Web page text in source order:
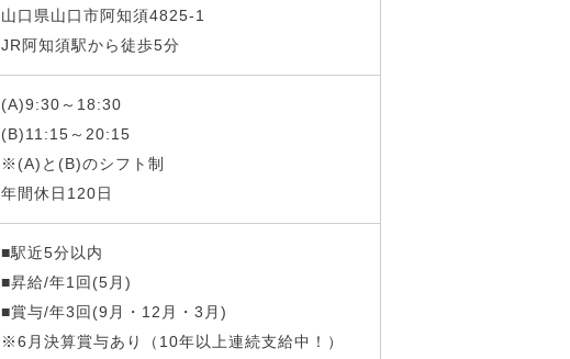
山口県山口市阿知須4825-1
JR阿知須駅から徒歩5分
(A)9:30～18:30
(B)11:15～20:15
※(A)と(B)のシフト制
年間休日120日
■駅近5分以内
■昇給/年1回(5月)
■賞与/年3回(9月・12月・3月)
※6月決算賞与あり（10年以上連続支給中！）